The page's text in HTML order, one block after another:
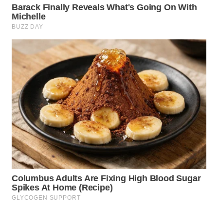
WN
BOGOR
DEPOK
WN
TAPANULI
UTARA
WN
SAMOSIR
WN
PADANG
LAWAS